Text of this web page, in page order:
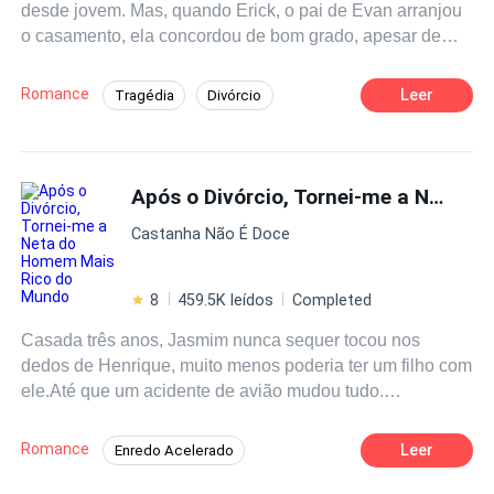
desde jovem. Mas, quando Erick, o pai de Evan arranjou
o casamento, ela concordou de bom grado, apesar de
dedicou sua vida a ele em seu casamento de dois anos,
esquecendo suas próprias aspirações. Ela esperava que
você fora da minha vida, Shantelle! ― Mas, anos depois,
quando seu ex-marido veio vê-la, ele perguntou:―
Doutora Shant, preciso de sua ajuda em uma questão...
――O que há de errado com você, senhor Thompson? ―
Ela perguntou.Um forte anseio refletiu nos olhos do
homem, quando ele sugeriu:― Meu coração está partido
e só você pode consertá-lo. ―Shantelle riu e
respondeu:― Senhor Thompson, eu sou uma médica,
não uma deusa. ―
Romance Tragédia Divórcio
Médico/Médica
Leer
Após o Divórcio, Tornei-me a Neta do Homem Mais Rico do Mundo
Castanha Não É Doce
8 459.5K leídos Completed
Casada três anos, Jasmim nunca sequer tocou nos
dedos de Henrique, muito menos poderia ter um filho com
ele.Até que um acidente de avião mudou tudo.
em uma clínica médica, acompanhando outra mulher
durante um exame pré-natal.Foi então que ela percebeu
Romance Enredo Acelerado Leer